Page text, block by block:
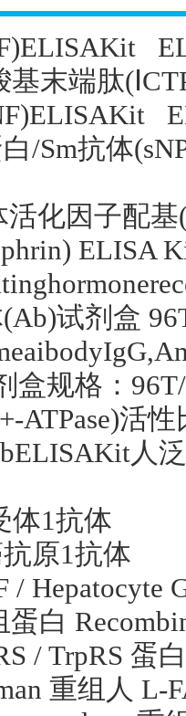
基末端肽(
/Sm抗体
活化因子配基
ELISA
(Ab)试剂盒
盒规格：
ATPase)活性
人
体1抗体
原1抗体
/ Hepatocyte
蛋白
/ TrpRS 蛋白
重组人 L-